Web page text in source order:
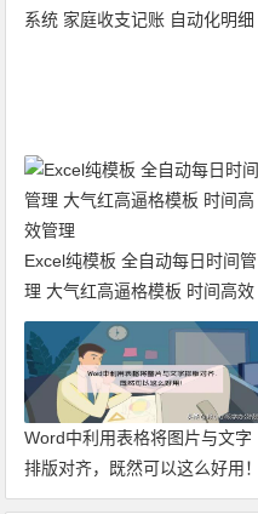
系统 家庭收支记账 自动化明细
Excel纯模板 全自动每日时间管
理 大气红高逼格模板 时间高效
管理
Word中利用表格将图片与文字
排版对齐，既然可以这么好用！
图文